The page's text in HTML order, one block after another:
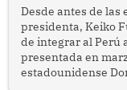
Desde antes de las
presidenta, Keiko
de integrar al Perú
presentada en
estadounidense